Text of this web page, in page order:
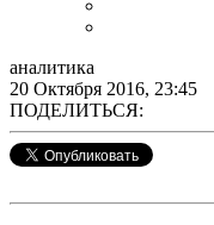
аналитика
20 Октября 2016, 23:45
ПОДЕЛИТЬСЯ: